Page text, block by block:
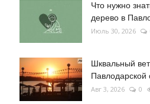
Что нужно
дерево в
Июль 30, 2026
Шквальный
Павлодарской
Авг 3, 2026 0